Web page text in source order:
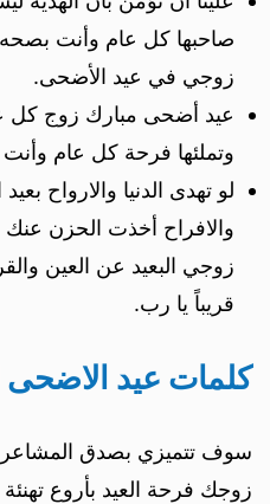
صاحبها كل عام وأنت
زوجي في عيد الأضحى.
عيد أضحى مبارك زوج كل
وتملئها فرحة كل عام
لو تهدى الدنيا والارواح
والافراح أخذت الحزن
زوجي البعيد عن العين
قريباً يا رب.
كلمات عيد الاضحى
سوف تتميزي بصدق المشاعر
زوجك فرحة العيد بأروع